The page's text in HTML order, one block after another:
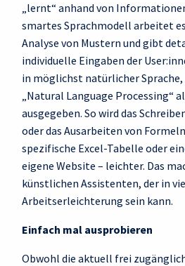
„lernt“ anhand von
smartes Sprachmodell arbeitet
Analyse von Mustern und gibt
individuelle Eingaben der
in möglichst natürlicher Sprache,
„Natural Language Processing“
ausgegeben. So wird das
oder das Ausarbeiten von
spezifische Excel-Tabelle oder
eigene Website – leichter. Das
künstlichen Assistenten, der in
Arbeitserleichterung sein kann.
Einfach mal ausprobieren
Obwohl die aktuell frei